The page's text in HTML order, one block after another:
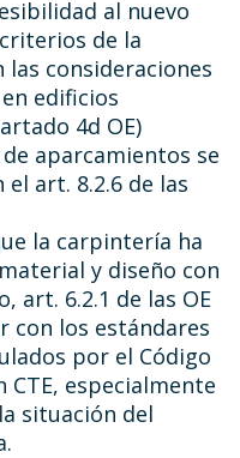
al nuevo
de la
consideraciones
edificios
4d OE)
aparcamientos se
art. 8.2.6 de las
la carpintería ha
y diseño con
art. 6.2.1 de las OE
con los estándares
por el Código
CTE, especialmente
situación del